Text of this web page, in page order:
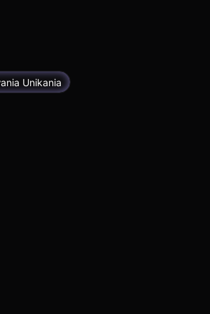
Unikania